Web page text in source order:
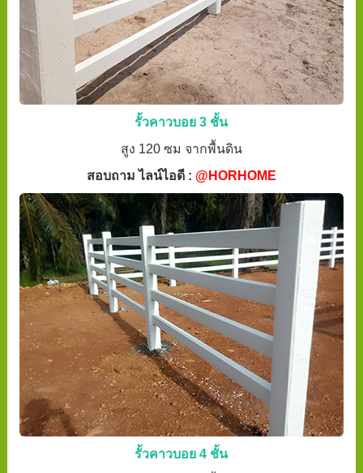
รั้วคาวบอย 3 ชั้น
สูง 120 ซม จากพื้นดิน
สอบถาม ไลน์ไอดี : @HORHOME
รั้วคาวบอย 4 ชั้น